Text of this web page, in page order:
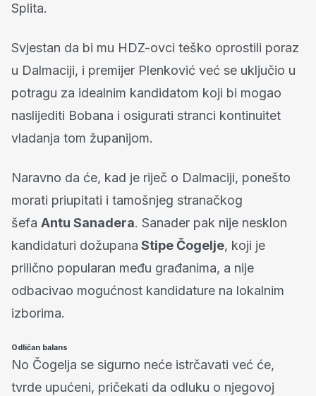
Splita.
Svjestan da bi mu HDZ-ovci teško oprostili poraz
u Dalmaciji, i premijer Plenković već se uključio u
potragu za idealnim kandidatom koji bi mogao
naslijediti Bobana i osigurati stranci kontinuitet
vladanja tom županijom.
Naravno da će, kad je riječ o Dalmaciji, ponešto
morati priupitati i tamošnjeg stranačkog
šefa Antu Sanadera. Sanader pak nije nesklon
kandidaturi dožupana Stipe Čogelje, koji je
prilično popularan među građanima, a nije
odbacivao mogućnost kandidature na lokalnim
izborima.
Odličan balans
No Čogelja se sigurno neće istrčavati već će,
tvrde upućeni, pričekati da odluku o njegovoj